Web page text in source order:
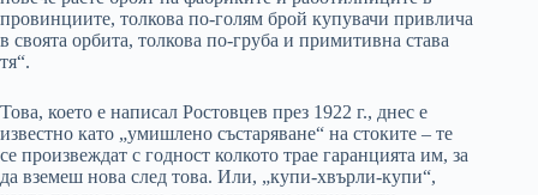
провинциите, толкова по-голям брой купувачи привлича
в своята орбита, толкова по-груба и примитивна става
тя“.
Това, което е написал Ростовцев през 1922 г., днес е
известно като „умишлено състаряване“ на стоките – те
се произвеждат с годност колкото трае гаранцията им, за
да вземеш нова след това. Или, „купи-хвърли-купи“,